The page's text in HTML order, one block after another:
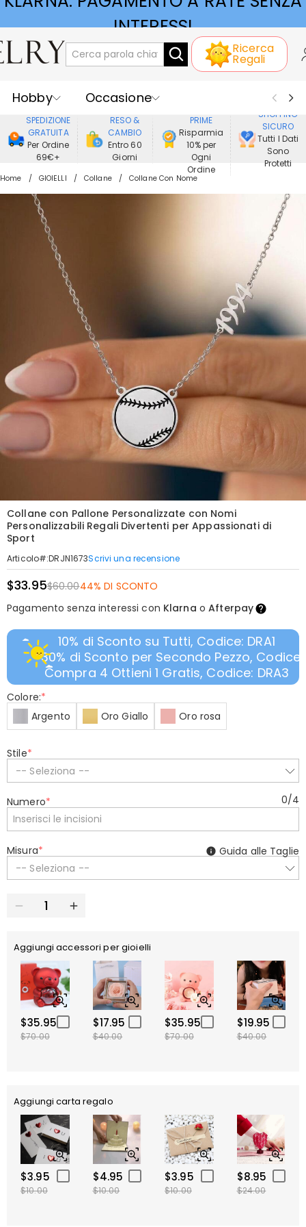
KLARNA: PAGAMENTO A RATE SENZA
INTERESSI
Ricerca
Regali
Hobby
Occasione
Ricevente
Best Seller
Nuovi
Gioielli
Casa&Vita
Abbigliamento
SPEDIZIONE
GRATUITA
Per Ordine
69€+
RESO &
CAMBIO
Entro 60
Giorni
PRIME
Risparmia
10% per
Ogni
Ordine
SHOPPING
SICURO
Tutti I Dati
Sono
Protetti
Home GIOIELLI Collane Collane Con Nome
Collane con Pallone Personalizzate con Nomi
Personalizzabili Regali Divertenti per Appassionati di
Sport
Articolo#:DRJN1673Scrivi una recensione
$33.95$60.0044% DI SCONTO
Pagamento senza interessi con Klarna oAfterpay
10% di Sconto su Tutti, Codice: DRA1
30% di Sconto per Secondo Pezzo, Codice:
Compra 4 Ottieni 1 Gratis, Codice: DRA3
Colore:*
Argento
Oro Giallo Oro rosa
Stile*
-- Seleziona --
Numero* 0/4
Misura*
-- Seleziona --
Guida alle Taglie
Aggiungi accessori per gioielli
$35.95
$70.00
$17.95
$40.00
$35.95
$70.00
$19.95
$40.00
Aggiungi carta regalo
$3.95
$10.00
$4.95
$10.00
$3.95
$10.00
$8.95
$24.00